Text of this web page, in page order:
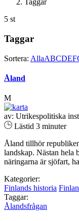
Taggar
5 st
Taggar
Sortera: AllaABCDEF
Åland
M
av: Utrikespolitiska
Lästid 3 minuter
Åland tillhör
landskap. Nästan hela
näringarna är sjöfart,
Kategorier:
Finlands historia
Taggar:
Ålandsfrågan